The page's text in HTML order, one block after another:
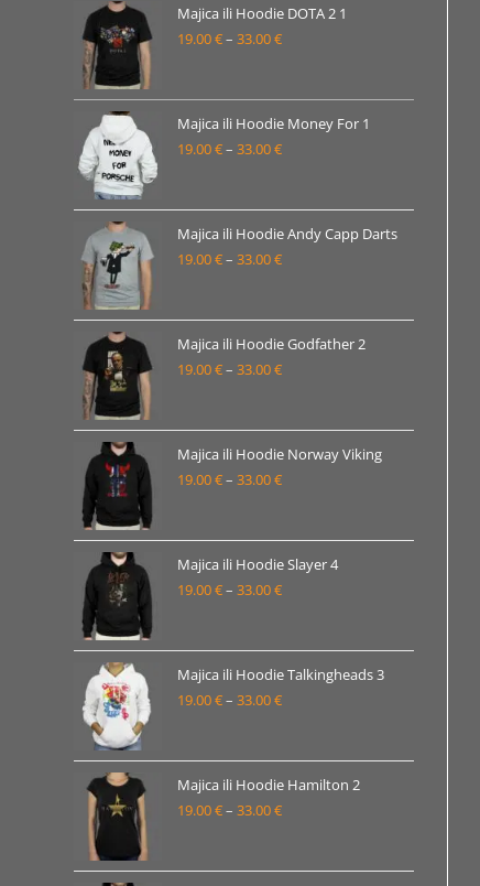
33.00 €
Majica ili Hoodie DOTA 2 1
19.00€– 33.00€Raspon
od
19.00 €
do
Majica ili Hoodie Money For 1
19.00€– 33.00€Raspon
od
19.00 €
do
Majica ili Hoodie Andy Capp Darts
19.00€– 33.00€Raspon
od
19.00 €
do
Majica ili Hoodie Godfather 2
19.00€– 33.00€Raspon
od
19.00 €
do
Majica ili Hoodie Norway Viking
19.00€– 33.00€Raspon
od
19.00 €
do
Majica ili Hoodie Slayer 4
19.00€– 33.00€Raspon
od
19.00 €
do
Majica ili Hoodie Talkingheads 3
19.00€– 33.00€Raspon
od
19.00 €
do
Majica ili Hoodie Hamilton 2
19.00€– 33.00€Raspon
od